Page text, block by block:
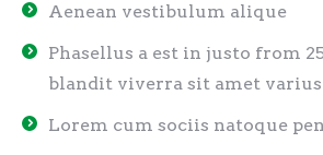
Aenean vestibulum alique
Phasellus a est in justo from
blandit viverra sit amet varius
Lorem cum sociis natoque